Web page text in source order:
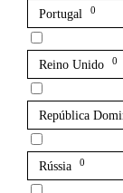
Portugal 0
Reino Unido 0
República
Rússia 0